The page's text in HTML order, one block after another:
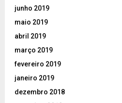
junho 2019
maio 2019
abril 2019
março 2019
fevereiro 2019
janeiro 2019
dezembro 2018